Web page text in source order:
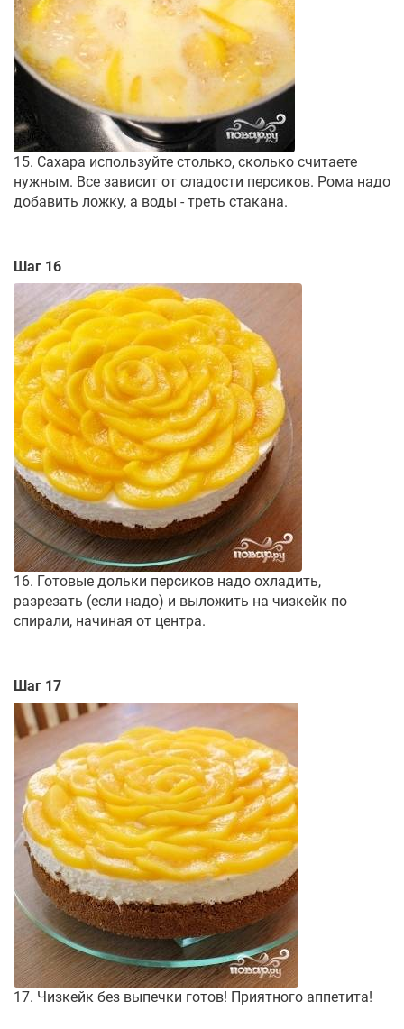
15. Сахара используйте столько, сколько считаете
нужным. Все зависит от сладости персиков. Рома надо
добавить ложку, а воды - треть стакана.
Шаг 16
16. Готовые дольки персиков надо охладить,
разрезать (если надо) и выложить на чизкейк по
спирали, начиная от центра.
Шаг 17
17. Чизкейк без выпечки готов! Приятного аппетита!